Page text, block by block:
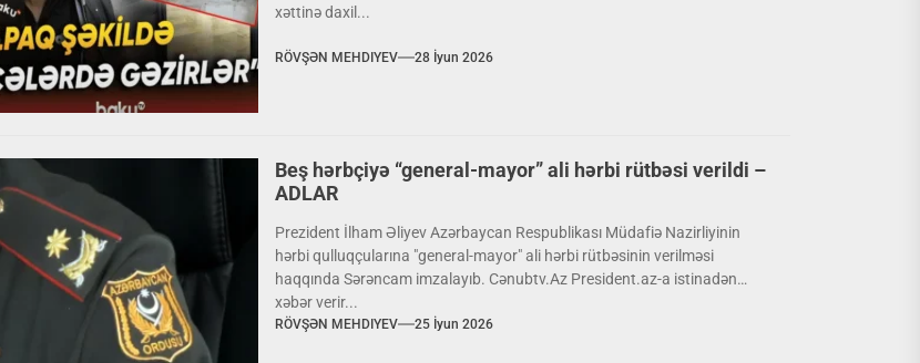
xəttinə daxil...
RÖVŞƏN MEHDIYEV 28 İyun 2026
Beş hərbçiyə “general-mayor” ali hərbi rütbəsi verildi –
ADLAR
Prezident İlham Əliyev Azərbaycan Respublikası Müdafiə Nazirliyinin
hərbi qulluqçularına "general-mayor" ali hərbi rütbəsinin verilməsi
haqqında Sərəncam imzalayıb. Cənubtv.Az President.az-a istinadən
xəbər verir...
RÖVŞƏN MEHDIYEV 25 İyun 2026